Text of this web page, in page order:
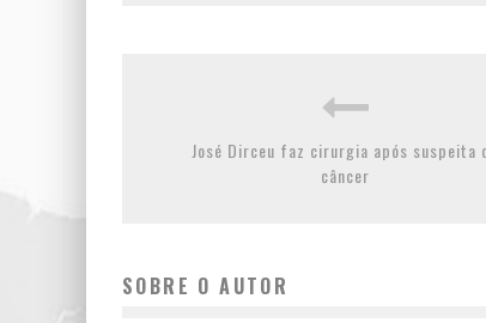
José Dirceu faz cirurgia após suspeita
câncer
SOBRE O AUTOR